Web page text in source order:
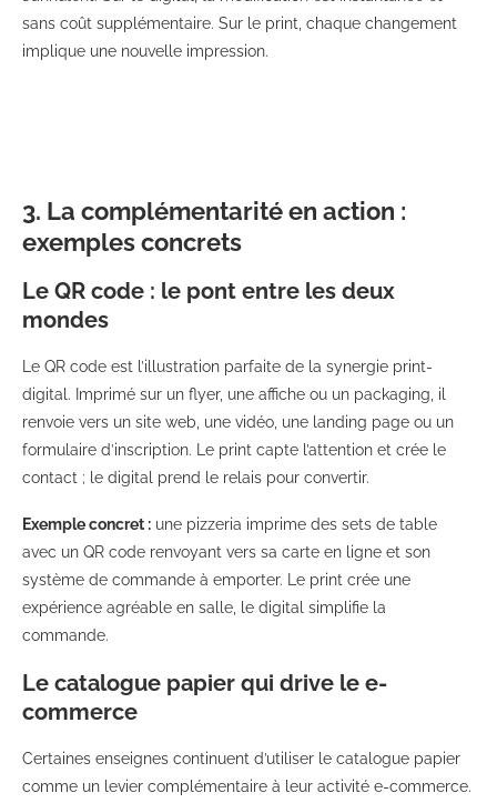
sans coût supplémentaire. Sur le print, chaque changement
implique une nouvelle impression.
3. La complémentarité en action :
exemples concrets
Le QR code : le pont entre les deux
mondes
Le QR code est l’illustration parfaite de la synergie print-
digital. Imprimé sur un flyer, une affiche ou un packaging, il
renvoie vers un site web, une vidéo, une landing page ou un
formulaire d’inscription. Le print capte l’attention et crée le
contact ; le digital prend le relais pour convertir.
Exemple concret : une pizzeria imprime des sets de table
avec un QR code renvoyant vers sa carte en ligne et son
système de commande à emporter. Le print crée une
expérience agréable en salle, le digital simplifie la
commande.
Le catalogue papier qui drive le e-
commerce
Certaines enseignes continuent d’utiliser le catalogue papier
comme un levier complémentaire à leur activité e-commerce.